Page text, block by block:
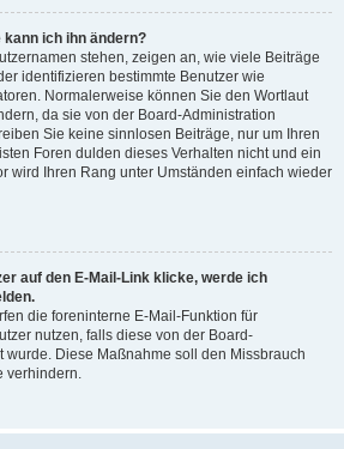
kann ich ihn ändern?
stehen, zeigen an, wie viele Beiträge
identifizieren bestimmte Benutzer wie
Normalerweise können Sie den Wortlaut
da sie von der Board-Administration
Sie keine sinnlosen Beiträge, nur um Ihren
Foren dulden dieses Verhalten nicht und ein
wird Ihren Rang unter Umständen einfach wieder
auf den E-Mail-Link klicke, werde ich
die foreninterne E-Mail-Funktion für
nutzen, falls diese von der Board-
wurde. Diese Maßnahme soll den Missbrauch
verhindern.